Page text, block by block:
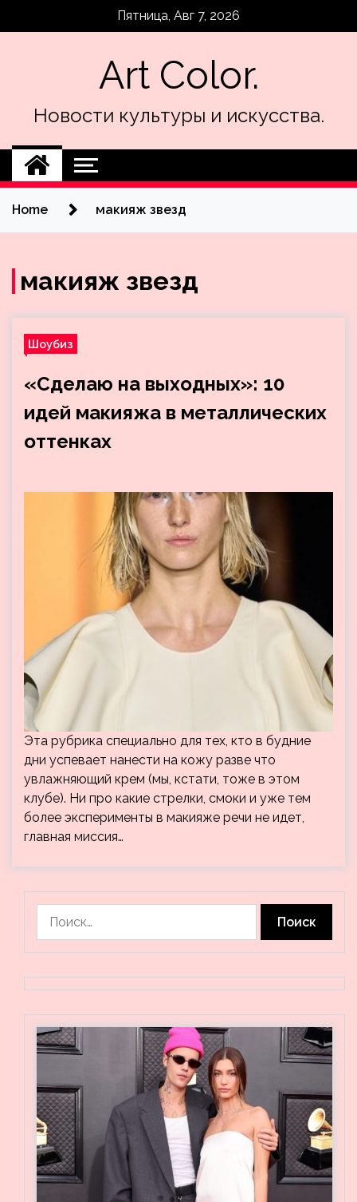
Пятница, Авг 7, 2026
Art Color.
Новости культуры и искусства.
Home макияж звезд
макияж звезд
Шоубиз
«Сделаю на выходных»: 10
идей макияжа в металлических
оттенках
Эта рубрика специально для тех, кто в будние
дни успевает нанести на кожу разве что
увлажняющий крем (мы, кстати, тоже в этом
клубе). Ни про какие стрелки, смоки и уже тем
более эксперименты в макияже речи не идет,
главная миссия…